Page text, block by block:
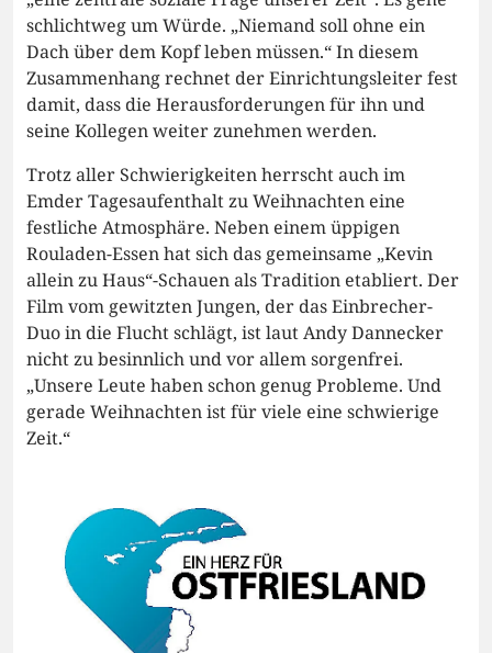
schlichtweg um Würde. „Niemand soll ohne ein
Dach über dem Kopf leben müssen.“ In diesem
Zusammenhang rechnet der Einrichtungsleiter fest
damit, dass die Herausforderungen für ihn und
seine Kollegen weiter zunehmen werden.
Trotz aller Schwierigkeiten herrscht auch im
Emder Tagesaufenthalt zu Weihnachten eine
festliche Atmosphäre. Neben einem üppigen
Rouladen-Essen hat sich das gemeinsame „Kevin
allein zu Haus“-Schauen als Tradition etabliert. Der
Film vom gewitzten Jungen, der das Einbrecher-
Duo in die Flucht schlägt, ist laut Andy Dannecker
nicht zu besinnlich und vor allem sorgenfrei.
„Unsere Leute haben schon genug Probleme. Und
gerade Weihnachten ist für viele eine schwierige
Zeit.“